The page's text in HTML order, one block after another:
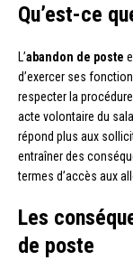
Qu’est-ce
L’abandon de poste
d’exercer ses
respecter la
acte volontaire du
répond plus aux
entraîner des
termes d’accès aux
Les
de poste